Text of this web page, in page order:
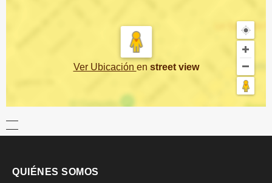
Ver Ubicación en street view
QUIÉNES SOMOS